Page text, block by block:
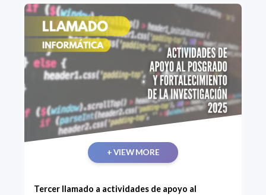
+ VIEW MORE
Tercer llamado a actividades de apoyo al